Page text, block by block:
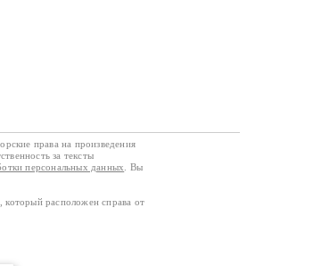
права на произведения
за тексты
персональных данных
. Вы
который расположен справа от